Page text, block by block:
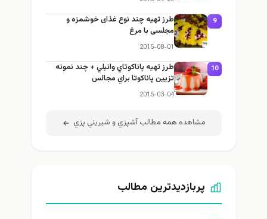
9
طرز تهيه چند نوع غذای خوشمزه و
مجلسی با مرغ
2015-08-01
10
طرز تهيه پاناكوتاي وانيلي + چند نمونه
تزيين پاناكوتا براي مجالس
2015-03-04
مشاهده همه مطالب آشپزي و شيريني پزي
پربازدیدترین مطالب